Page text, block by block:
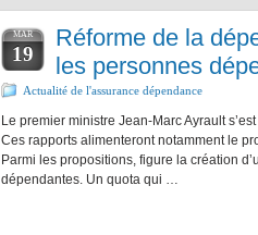
MAR
19
Réforme de la
les personnes
Actualité de l'assurance dépendance
Le premier ministre Jean-Marc Ayrault
Ces rapports alimenteront notamment le
Parmi les propositions, figure la création
dépendantes. Un quota qui …